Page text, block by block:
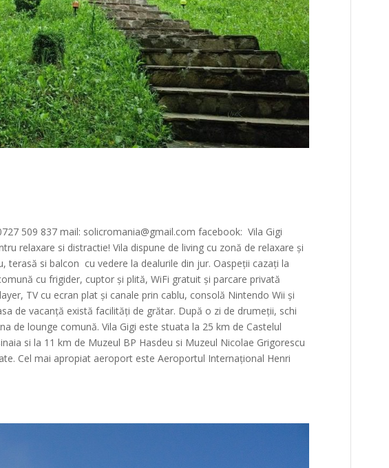
509 837 mail: solicromania@gmail.com facebook: Vila Gigi
relaxare si distractie! Vila dispune de living cu zonă de relaxare și
terasă si balcon cu vedere la dealurile din jur. Oaspeții cazați la
cu frigider, cuptor și plită, WiFi gratuit și parcare privată
TV cu ecran plat și canale prin cablu, consolă Nintendo Wii și
de vacanță există facilități de grătar. După o zi de drumeții, schi
de lounge comună. Vila Gigi este stuata la 25 km de Castelul
si la 11 km de Muzeul BP Hasdeu si Muzeul Nicolae Grigorescu
Cel mai apropiat aeroport este Aeroportul Internațional Henri